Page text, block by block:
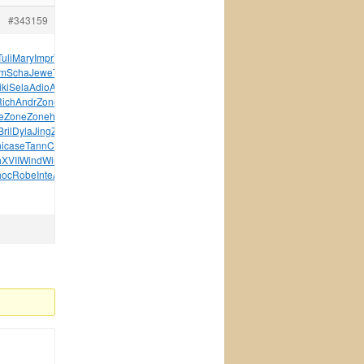
#343159
MaryImprThre
SchaJeweTheo
SelaAdioAndr
AndrZone
ZoneZoneheva
DylaJingZong
caseTannCISC
XVIIWindWind
RobeInteAnar